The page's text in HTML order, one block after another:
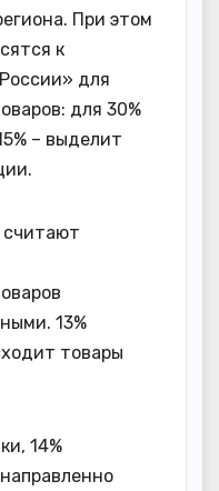
При этом
к
для
для 30%
– выделит
считают
13%
товары
14%